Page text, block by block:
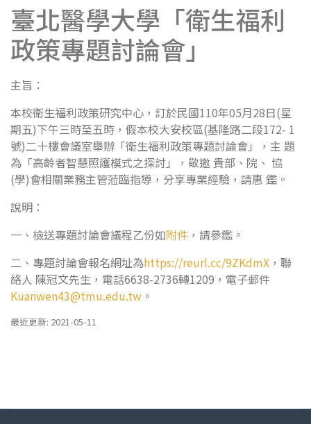
臺北醫學大學「衛生福利
政策專題討論會」
主旨：
本校衛生福利政策研究中心，訂於民國110年05月28日(星
期五)下午三時至五時，假本校大安校區(基隆路二段172- 1
號)二十樓會議室舉辦「衛生福利政策專題討論會」，主 題
為「高齡者智慧照護模式之探討」，敬邀 貴部、院、 協
(學)會相關業務主管蒞臨指導，分享專業經驗，請惠 鑑。
說明：
一、檢送專題討論會議程乙份如附件 ，請參鑑。
二、專題討論會報名網址為https://reurl.cc/9ZKdmX ，聯
絡人 陳冠文先生，電話6638-2736轉1209，電子郵件
Kuanwen43@tmu.edu.tw 。
最近更新: 2021-05-11